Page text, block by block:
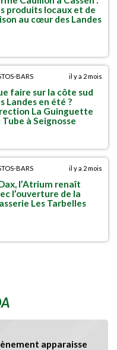
produits locaux et de
au cœur des Landes
BARS il y a 2 mois
faire sur la côte sud
Landes en été ?
La Guinguette
Tube à Seignosse
BARS il y a 2 mois
l’Atrium renaît
l’ouverture de la
Les Tarbelles
apparaisse